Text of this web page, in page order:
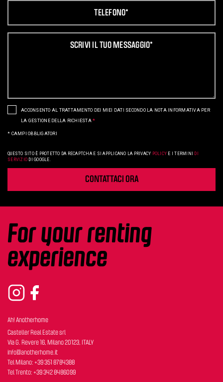
ACCONSENTO AL TRATTAMENTO DEI MIEI DATI SECONDO LA NOTA INFORMATIVA PER
LA GESTIONE DELLA RICHIESTA*
* CAMPI OBBLIGATORI
QUESTO SITO È PROTETTO DA RECAPTCHA E SI APPLICANO LA PRIVACY POLICY E ITERMINI DI
SERVIZIO DI GOOGLE.
CONTATTACI ORA
For your renting
experience
Ah! Anotherhome
Casteller Real Estate srl
Via G. Revere 16, Milano 20123, ITALY
info@anotherhome.it
Tel Milano: +39 351 8784388
Tel Trento: +39 342 8486099